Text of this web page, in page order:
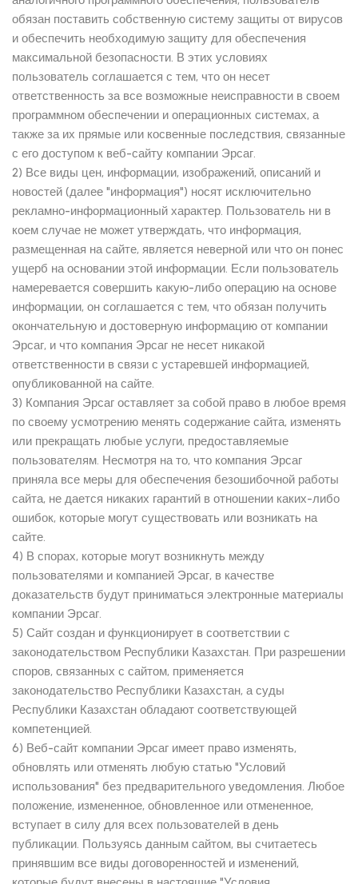
обязан поставить собственную систему защиты от вирусов
и обеспечить необходимую защиту для обеспечения
максимальной безопасности. В этих условиях
пользователь соглашается с тем, что он несет
ответственность за все возможные неисправности в своем
программном обеспечении и операционных системах, а
также за их прямые или косвенные последствия, связанные
с его доступом к веб-сайту компании Эрсаг.
2) Все виды цен, информации, изображений, описаний и
новостей (далее "информация") носят исключительно
рекламно-информационный характер. Пользователь ни в
коем случае не может утверждать, что информация,
размещенная на сайте, является неверной или что он понес
ущерб на основании этой информации. Если пользователь
намеревается совершить какую-либо операцию на основе
информации, он соглашается с тем, что обязан получить
окончательную и достоверную информацию от компании
Эрсаг, и что компания Эрсаг не несет никакой
ответственности в связи с устаревшей информацией,
опубликованной на сайте.
3) Компания Эрсаг оставляет за собой право в любое время
по своему усмотрению менять содержание сайта, изменять
или прекращать любые услуги, предоставляемые
пользователям. Несмотря на то, что компания Эрсаг
приняла все меры для обеспечения безошибочной работы
сайта, не дается никаких гарантий в отношении каких-либо
ошибок, которые могут существовать или возникать на
сайте.
4) В спорах, которые могут возникнуть между
пользователями и компанией Эрсаг, в качестве
доказательств будут приниматься электронные материалы
компании Эрсаг.
5) Сайт создан и функционирует в соответствии с
законодательством Республики Казахстан. При разрешении
споров, связанных с сайтом, применяется
законодательство Республики Казахстан, а суды
Республики Казахстан обладают соответствующей
компетенцией.
6) Веб-сайт компании Эрсаг имеет право изменять,
обновлять или отменять любую статью "Условий
использования" без предварительного уведомления. Любое
положение, измененное, обновленное или отмененное,
вступает в силу для всех пользователей в день
публикации. Пользуясь данным сайтом, вы считаетесь
принявшим все виды договоренностей и изменений,